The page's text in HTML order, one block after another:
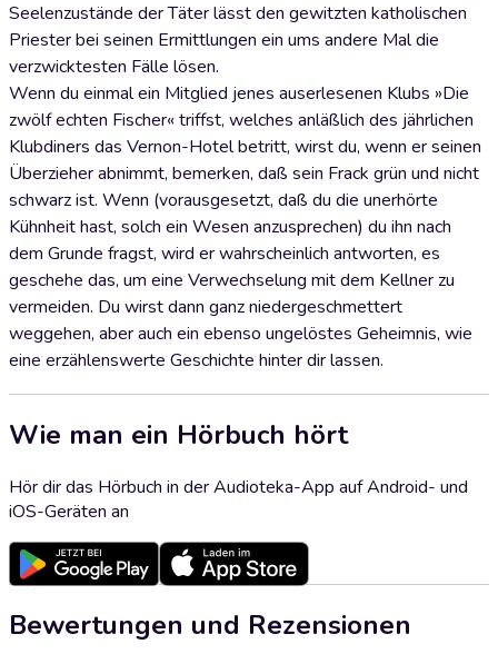
Seelenzustände der Täter lässt den gewitzten katholischen
Priester bei seinen Ermittlungen ein ums andere Mal die
verzwicktesten Fälle lösen.
Wenn du einmal ein Mitglied jenes auserlesenen Klubs »Die
zwölf echten Fischer« triffst, welches anläßlich des jährlichen
Klubdiners das Vernon-Hotel betritt, wirst du, wenn er seinen
Überzieher abnimmt, bemerken, daß sein Frack grün und nicht
schwarz ist. Wenn (vorausgesetzt, daß du die unerhörte
Kühnheit hast, solch ein Wesen anzusprechen) du ihn nach
dem Grunde fragst, wird er wahrscheinlich antworten, es
geschehe das, um eine Verwechselung mit dem Kellner zu
vermeiden. Du wirst dann ganz niedergeschmettert
weggehen, aber auch ein ebenso ungelöstes Geheimnis, wie
eine erzählenswerte Geschichte hinter dir lassen.
Wie man ein Hörbuch hört
Hör dir das Hörbuch in der Audioteka-App auf Android- und
iOS-Geräten an
Bewertungen und Rezensionen